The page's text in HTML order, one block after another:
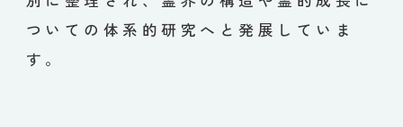
ついての体系的研究へと発展していま
す。